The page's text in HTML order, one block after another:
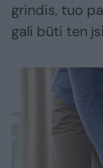
grindis, tuo
gali būti ten